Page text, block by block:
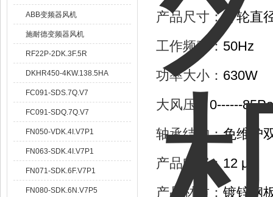
ABB变频器风机
施耐德变频器风机
RF22P-2DK.3F.5R
DKHR450-4KW.138.5HA
FC091-SDS.7Q.V7
FC091-SDQ.7Q.V7
FN050-VDK.4I.V7P1
FN063-SDK.4I.V7P1
FN071-SDK.6F.V7P1
FN080-SDK.6N.V7P5
产品尺寸：叶轮直
工作频率： 50Hz
功率大小： 630W
大风压：0------85Pa
轴承结构：免维护
产品电容：12 μF
产品材质：镀锌钢